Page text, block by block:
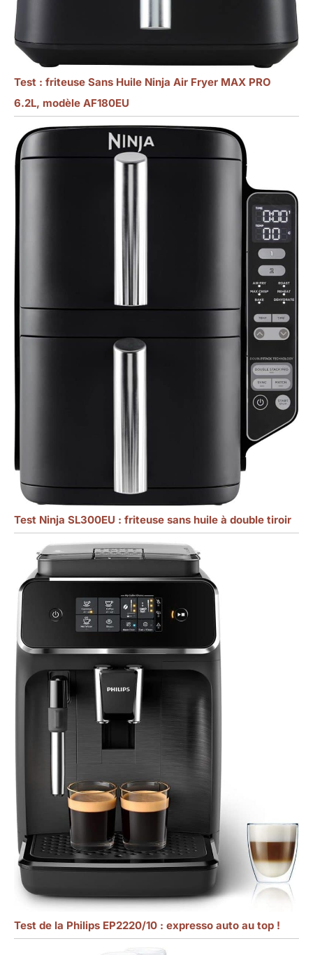
Test : friteuse Sans Huile Ninja Air Fryer MAX PRO
6.2L, modèle AF180EU
Test Ninja SL300EU : friteuse sans huile à double tiroir
Test de la Philips EP2220/10 : expresso auto au top !